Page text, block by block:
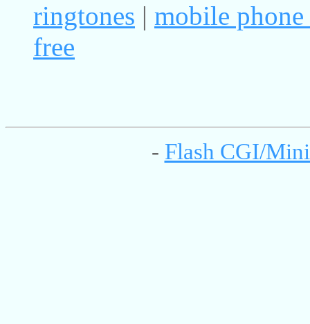
ringtones | mobile
free
- Flash CGI/